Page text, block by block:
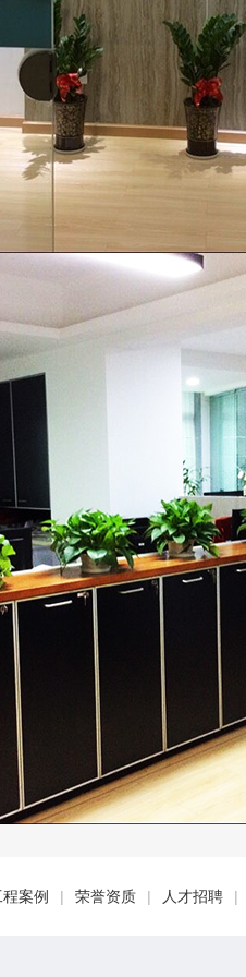
程案例 | 荣誉资质 | 人才招聘 |